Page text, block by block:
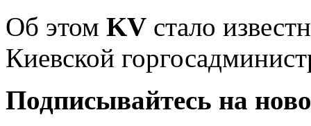
Об этом KV стало
Киевской
Подписывайтесь на